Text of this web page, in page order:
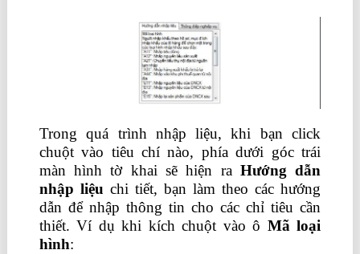
Trong quá trình nhập liệu, khi bạn click
chuột vào tiêu chí nào, phía dưới góc trái
màn hình tờ khai sẽ hiện ra Hướng dẫn
nhập liệu chi tiết, bạn làm theo các hướng
dẫn để nhập thông tin cho các chỉ tiêu cần
thiết. Ví dụ khi kích chuột vào ô Mã loại
hình: